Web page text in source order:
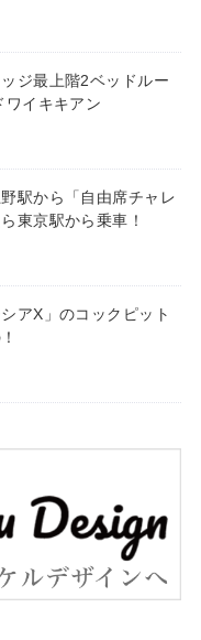
ジ最上階2ベッドルー
ワイキキアン
駅から「自由席チャレ
東京駅から乗車！
アX」のコックピット